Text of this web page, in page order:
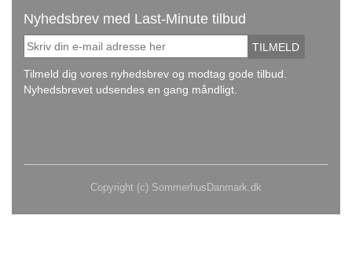
Tilmeld dig vores nyhedsbrev og modtag gode tilbud.
Nyhedsbrevet udsendes en gang måndligt.